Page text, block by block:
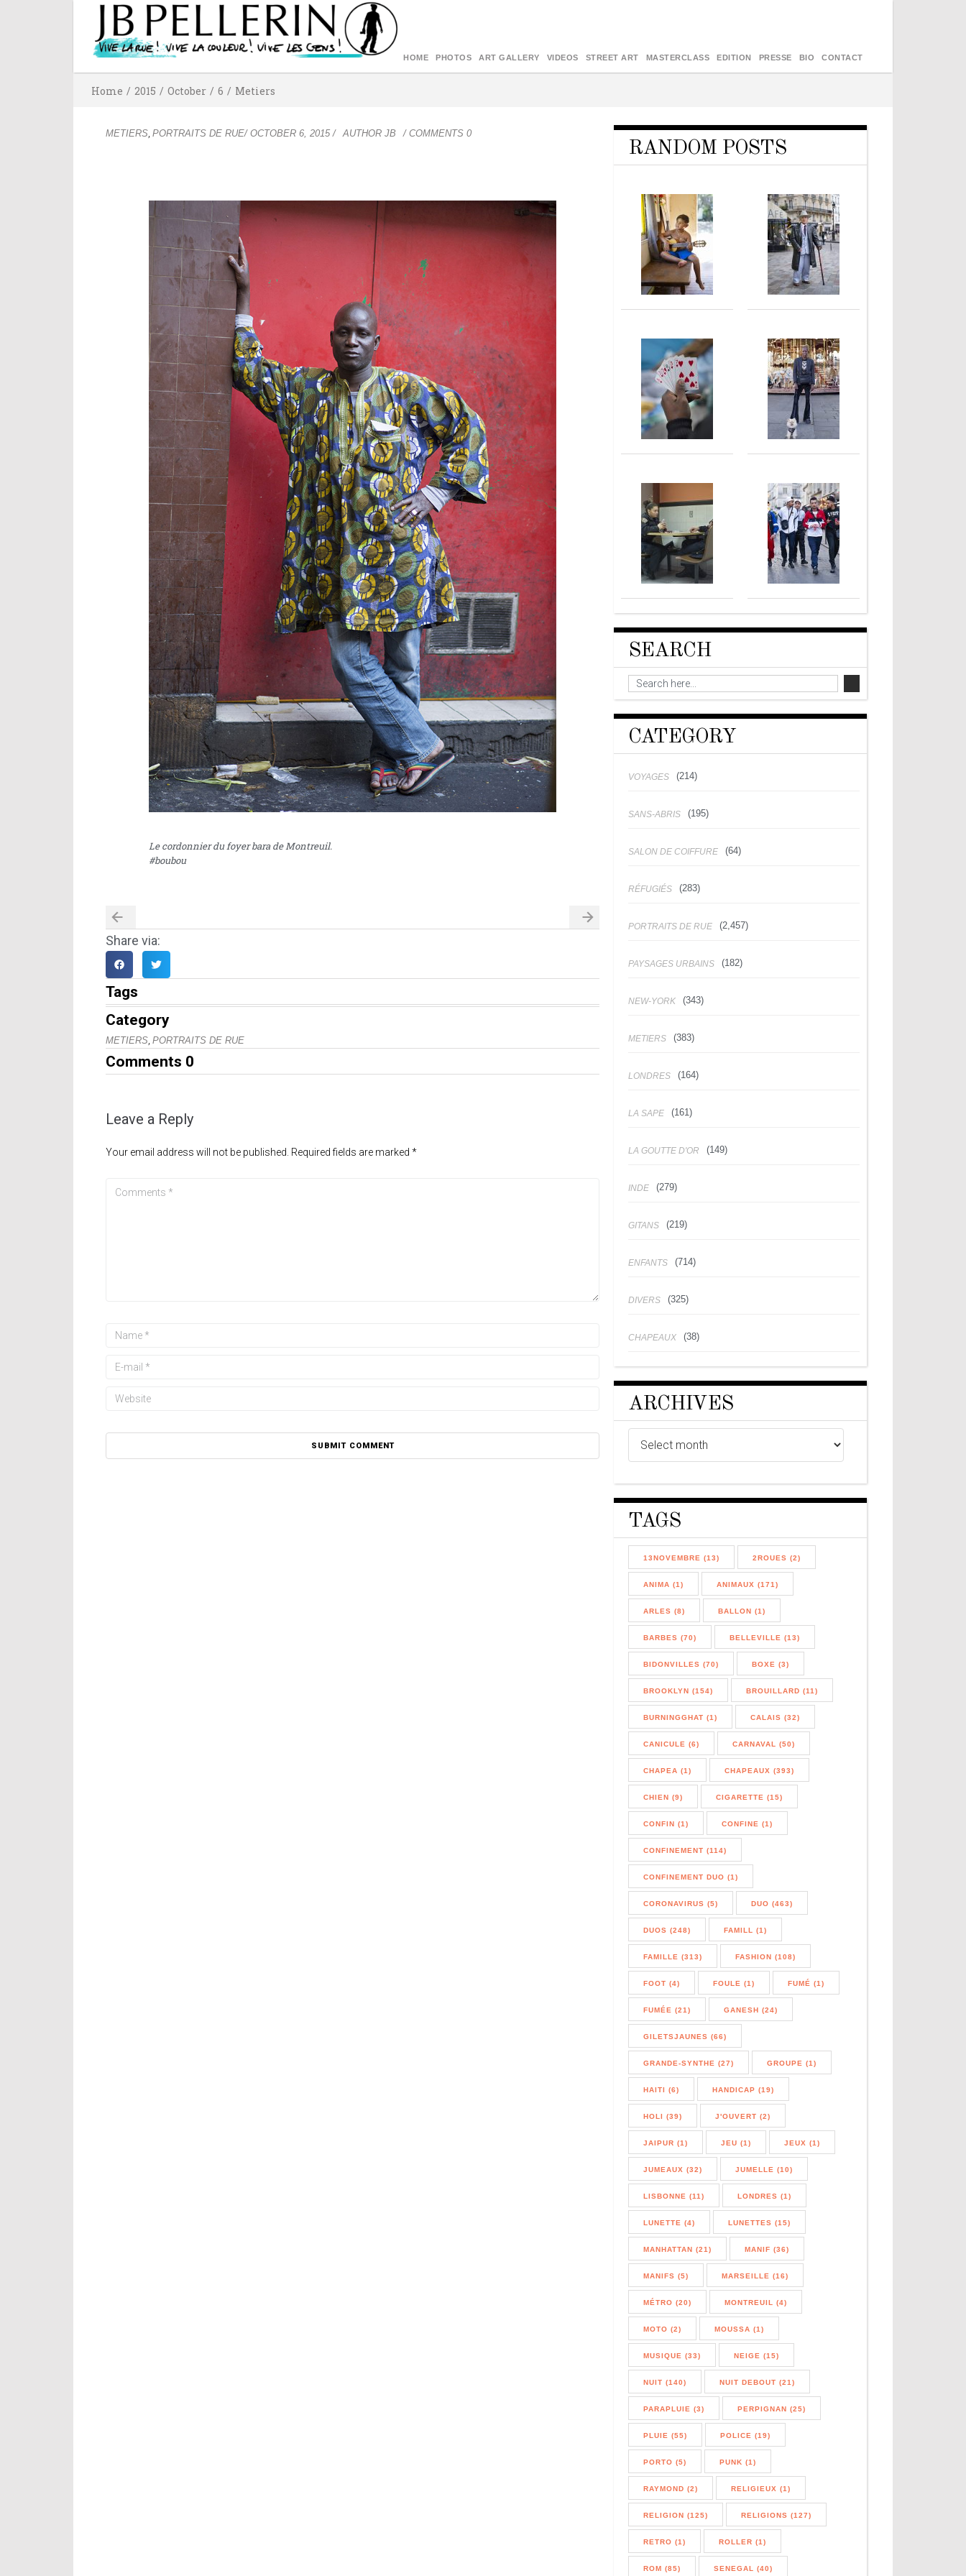
HOME PHOTOS ART GALLERY VIDEOS STREET ART MASTERCLASS EDITION PRESSE BIO CONTACT
Home / 2015 / October / 6 / Metiers
METIERS PORTRAITS DE RUE/ OCTOBER 6, 2015 / AUTHOR JB / COMMENTS 0
Le cordonnier du foyer bara de Montreuil.
#boubou
Share via:
Tags
Category
METIERS, PORTRAITS DE RUE
Comments 0
Leave a Reply
Your email address will not be published. Required fields are marked *
RANDOM POSTS
SEARCH
CATEGORY
VOYAGES (214)
SANS-ABRIS (195)
SALON DE COIFFURE (64)
RÉFUGIÉS (283)
PORTRAITS DE RUE (2,457)
PAYSAGES URBAINS (182)
NEW-YORK (343)
METIERS (383)
LONDRES (164)
LA SAPE (161)
LA GOUTTE D'OR (149)
INDE (279)
GITANS (219)
ENFANTS (714)
DIVERS (325)
CHAPEAUX (38)
ARCHIVES
TAGS
13NOVEMBRE (13) 2ROUES (2)
ANIMA (1) ANIMAUX (171)
ARLES (8) BALLON (1)
BARBES (70) BELLEVILLE (13)
BIDONVILLES (70) BOXE (3)
BROOKLYN (154) BROUILLARD (11)
BURNINGGHAT (1) CALAIS (32)
CANICULE (6) CARNAVAL (50)
CHAPEA (1) CHAPEAUX (393)
CHIEN (9) CIGARETTE (15)
CONFIN (1) CONFINE (1)
CONFINEMENT (114)
CONFINEMENT DUO (1)
CORONAVIRUS (5) DUO (463)
DUOS (248) FAMILL (1)
FAMILLE (313) FASHION (108)
FOOT (4) FOULE (1) FUMÉ (1)
FUMÉE (21) GANESH (24)
GILETSJAUNES (66)
GRANDE-SYNTHE (27) GROUPE (1)
HAITI (6) HANDICAP (19)
HOLI (39) J'OUVERT (2)
JAIPUR (1) JEU (1) JEUX (1)
JUMEAUX (32) JUMELLE (10)
LISBONNE (11) LONDRES (1)
LUNETTE (4) LUNETTES (15)
MANHATTAN (21) MANIF (36)
MANIFS (5) MARSEILLE (16)
MÉTRO (20) MONTREUIL (4)
MOTO (2) MOUSSA (1)
MUSIQUE (33) NEIGE (15)
NUIT (140) NUIT DEBOUT (21)
PARAPLUIE (3) PERPIGNAN (25)
PLUIE (55) POLICE (19)
PORTO (5) PUNK (1)
RAYMOND (2) RELIGIEUX (1)
RELIGION (125) RELIGIONS (127)
RETRO (1) ROLLER (1)
ROM (85) SENEGAL (40)